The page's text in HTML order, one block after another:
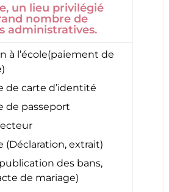
un lieu privilégié
nombre de
administratives.
à l’école(paiement de
de carte d’identité
de passeport
(Déclaration, extrait)
des bans,
de mariage)